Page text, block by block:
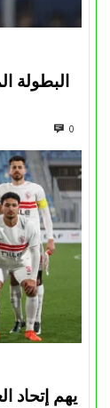
البطولة
0
يهم إتحاد